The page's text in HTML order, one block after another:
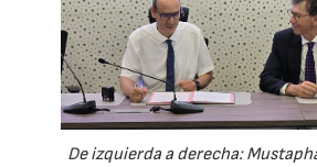
De izquierda a derecha: